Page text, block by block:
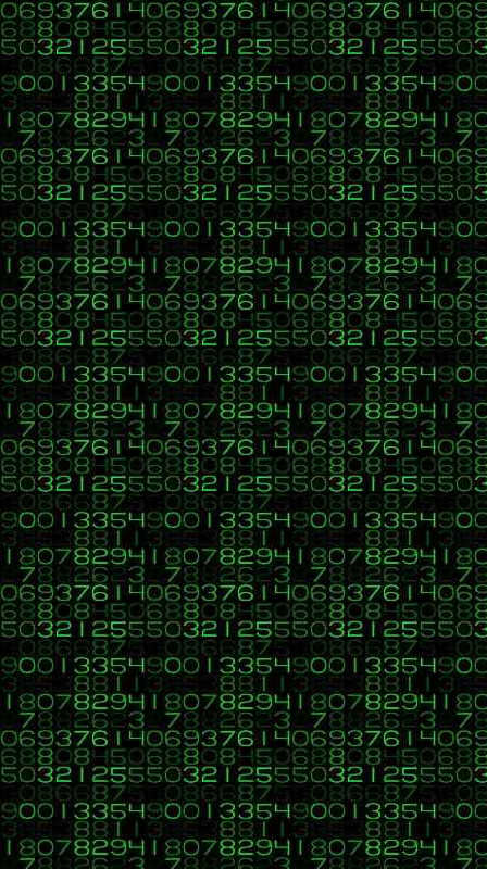
Era este enlace
http://cursophp.byethost14.com/formulario/rellenar/
34 C, C++, C#, Java, Visual Basic, HTML, PHP, CSS,
« en: 20 de Marzo 2017, 16:09 »
Gracias pedro,, por tu tiempo.
Lo siento, he puesto un enlace local.
Este si:http://cursophp.byethost14.com/formulario/rellenar/
Muchas gracias
35 C, C++, C#, Java, Visual Basic, HTML, PHP, CSS,
« en: 14 de Marzo 2017, 16:22 »
Me alegro que hayas conseguido lo que buscabas.
En mi código no solo se puede ver un texto, cada texto va
Saludos
36 C, C++, C#, Java, Visual Basic, HTML, PHP, CSS,
«en:14 de Marzo 2017, 16:20 »
Hola, adjunto solución al ejercicio de este tema CU00835E del
Citar
Diseñar un desarrollo web simple con PHP que dé
http://localhost/PhpProject1/get1.php/
El código para el formulario
Código:[Seleccionar]
<!DOCTYPE html>
<html>
<head>
<title>Ejemplo aprenderaprogramar.com</title>
<meta charset="utf-8">
</head>
<body>